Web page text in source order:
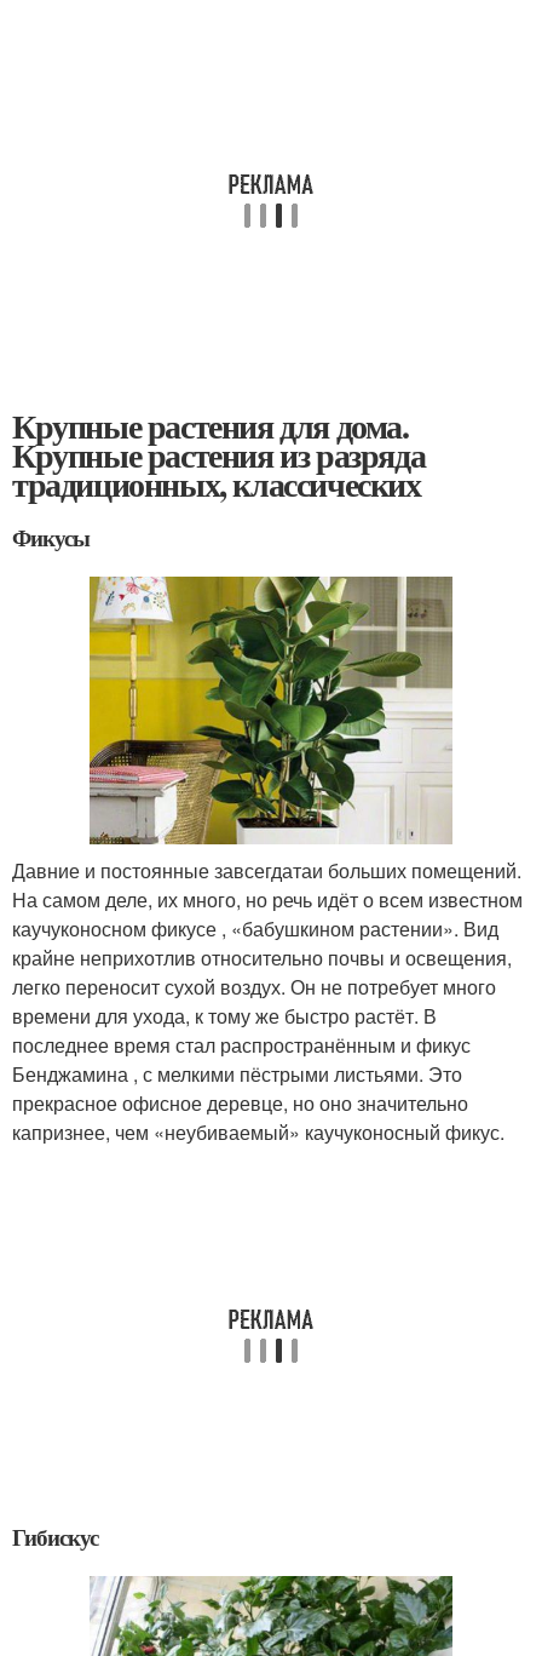
Крупные растения для дома.
Крупные растения из разряда
традиционных, классических
Фикусы
Давние и постоянные завсегдатаи больших помещений.
На самом деле, их много, но речь идёт о всем известном
каучуконосном фикусе , «бабушкином растении». Вид
крайне неприхотлив относительно почвы и освещения,
легко переносит сухой воздух. Он не потребует много
времени для ухода, к тому же быстро растёт. В
последнее время стал распространённым и фикус
Бенджамина , с мелкими пёстрыми листьями. Это
прекрасное офисное деревце, но оно значительно
капризнее, чем «неубиваемый» каучуконосный фикус.
Гибискус